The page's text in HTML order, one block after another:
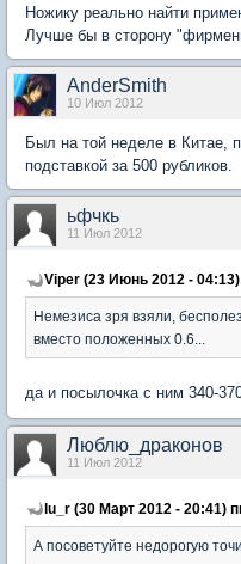
Ножику реально найти
Лучше бы в сторону
AnderSmith
10 Июл 2012
Был на той неделе в Китае,
подставкой за 500 рубликов.
ьфчкь
11 Июл 2012
Viper (23 Июнь 2012 -
Немезиса зря взяли,
вместо положенных 0.6...
да и посылочка с ним 340-
Люблю_драконов
11 Июл 2012
lu_r (30 Март 2012 - 20:41)
А посоветуйте недорогую